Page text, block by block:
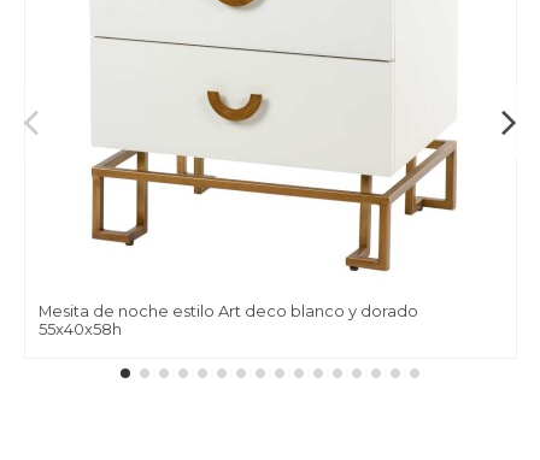
Mesita de noche estilo Art deco blanco y dorado
55x40x58h